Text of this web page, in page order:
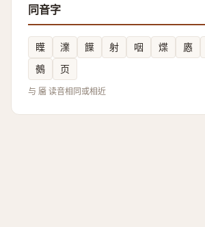
同音字
瞸 澲 䭟 射 咽 煠 㥷
鵺
页
与 靥 读音相同或相近